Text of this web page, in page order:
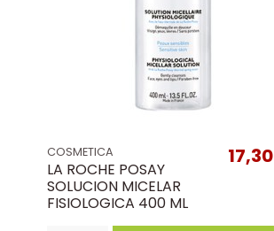
COSMETICA
LA ROCHE POSAY
SOLUCION MICELAR
FISIOLOGICA 400 ML